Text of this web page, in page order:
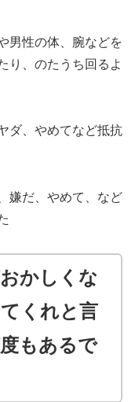
男性の体、腕などを
り、のたうち回るよ
ダ、やめてなど抵抗
嫌だ、やめて、など
かしくな
くれと言
もあるで